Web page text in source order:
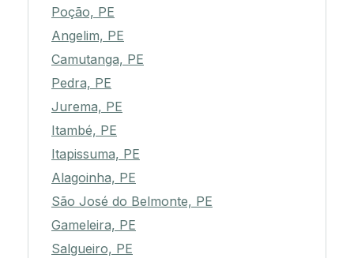
Poção, PE
Angelim, PE
Camutanga, PE
Pedra, PE
Jurema, PE
Itambé, PE
Itapissuma, PE
Alagoinha, PE
São José do Belmonte, PE
Gameleira, PE
Salgueiro, PE